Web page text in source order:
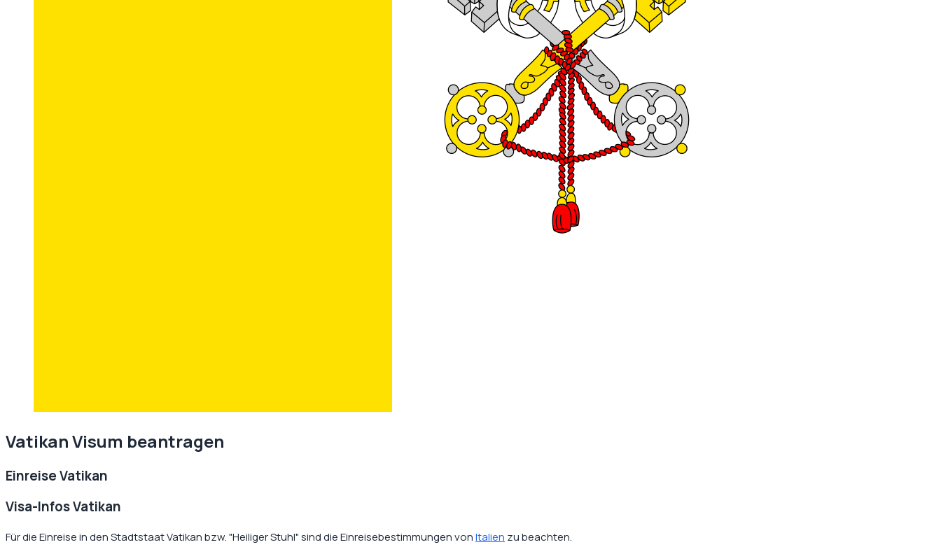
VatikanVisum beantragen
EinreiseVatikan
Visa-Infos Vatikan
Für die Einreise in den Stadtstaat Vatikan bzw. "Heiliger Stuhl" sind die Einreisebestimmungen vonItalien zu beachten.